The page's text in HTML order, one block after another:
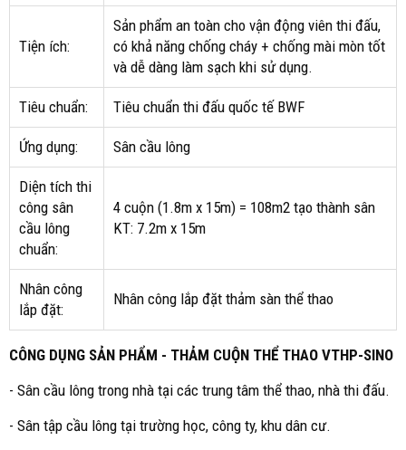
Tiện ích:
Sản phẩm an toàn cho vận động viên thi đấu,
có khả năng chống cháy + chống mài mòn tốt
và dễ dàng làm sạch khi sử dụng.
Tiêu chuẩn: Tiêu chuẩn thi đấu quốc tế BWF
Ứng dụng: Sân cầu lông
Diện tích thi
công sân
cầu lông
chuẩn:
4 cuộn (1.8m x 15m) = 108m2 tạo thành sân
KT: 7.2m x 15m
Nhân công
lắp đặt:
Nhân công lắp đặt thảm sàn thể thao
CÔNG DỤNG SẢN PHẨM - THẢM CUỘN THỂ THAO VTHP-SINO
- Sân cầu lông trong nhà tại các trung tâm thể thao, nhà thi đấu.
- Sân tập cầu lông tại trường học, công ty, khu dân cư.